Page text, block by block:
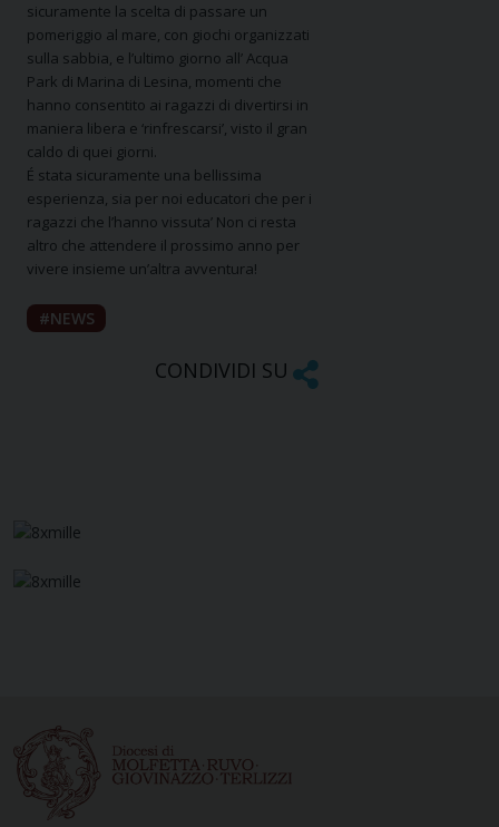
sicuramente la scelta di passare un
pomeriggio al mare, con giochi organizzati
sulla sabbia, e l’ultimo giorno all’ Acqua
Park di Marina di Lesina, momenti che
hanno consentito ai ragazzi di divertirsi in
maniera libera e ‘rinfrescarsi’, visto il gran
caldo di quei giorni.
É stata sicuramente una bellissima
esperienza, sia per noi educatori che per i
ragazzi che l’hanno vissuta’ Non ci resta
altro che attendere il prossimo anno per
vivere insieme un’altra avventura!
NEWS
CONDIVIDI SU